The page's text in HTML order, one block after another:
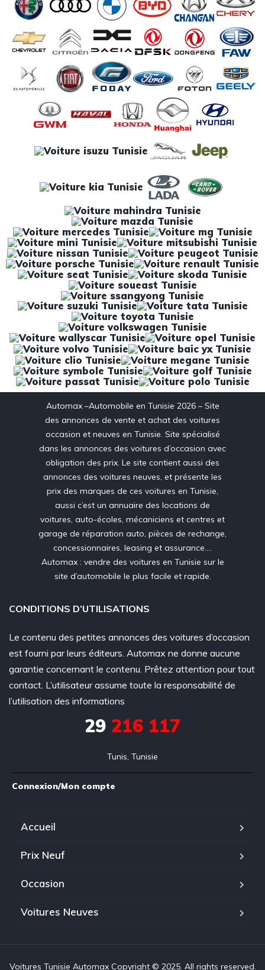
Automax –Automobile en Tunisie 2026 – Site
des annonces de vente et achat des voitures
occasion et neuves en Tunisie. Site spécialisé
dans les annonces des voitures d’occasion avec
obligation des prix. Le site contient aussi des
annonces des voitures neuves, et présente les
prix des marques de ces voitures en Tunisie,
aussi c’est un annuaire des locations de
voitures, auto-écoles, mécaniciens et centres et
garage de réparation auto, pièces de rechange,
concessionnaires, leasing et assurance….
Automax : vendre des voitures en Tunisie sur le
site d’automobile le plus facile et rapide.
CONDITIONS D’UTILISATIONS
Le contenu des petites annonces des voitures d’occasion
est fourni par leurs éditeurs. Automax ne donne aucune
garantie concernant le contenu. Prêtez attention pour tout
contact. L’utilisateur assume toute la responsabilité de
l’utilisation des informations
29 216 117
Tunis, Tunisie
Connexion/Mon compte
Accueil
Prix Neuf
Occasion
Voitures Neuves
Voitures Tunisie Automax Copyright © 2025. All rights reserved.